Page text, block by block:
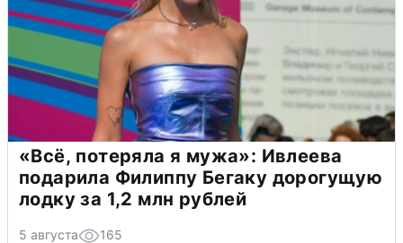
«Всё, потеряла я мужа»: Ивлеева
подарила Филиппу Бегаку дорогущую
лодку за 1,2 млн рублей
5 августа 165